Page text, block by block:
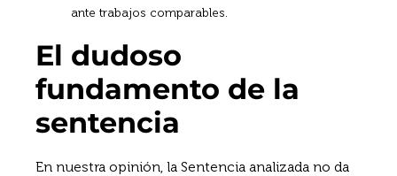
ante trabajos comparables.
El dudoso
fundamento de la
sentencia
En nuestra opinión, la Sentencia analizada no da